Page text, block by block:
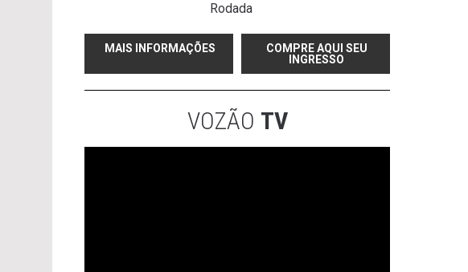
Rodada
MAIS INFORMAÇÕES
COMPRE AQUI SEU
INGRESSO
VOZÃO TV